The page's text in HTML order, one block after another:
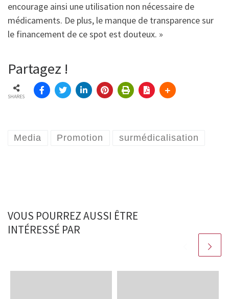
encourage ainsi une utilisation non nécessaire de
médicaments. De plus, le manque de transparence sur
le financement de ce spot est douteux. »
Partagez !
SHARES
Media Promotion surmédicalisation
VOUS POURREZ AUSSI ÊTRE
INTÉRESSÉ PAR